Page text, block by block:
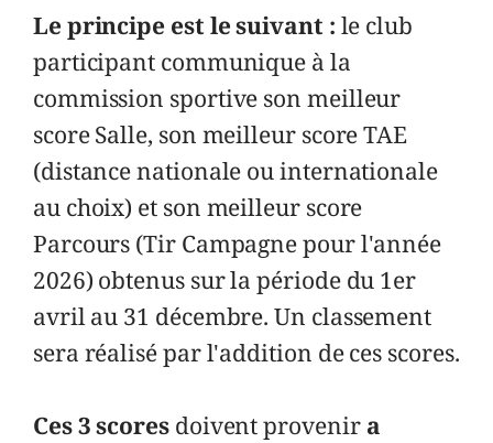
Le principe est le suivant : le club
participant communique à la
commission sportive son meilleur
score Salle, son meilleur score TAE
(distance nationale ou internationale
au choix) et son meilleur score
Parcours (Tir Campagne pour l'année
2026) obtenus sur la période du 1er
avril au 31 décembre. Un classement
sera réalisé par l'addition de ces scores.
Ces 3 scores doivent provenir a